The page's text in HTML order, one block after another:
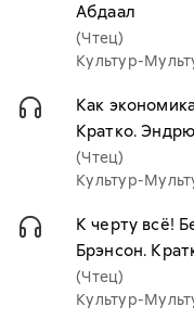
Абдаал
(Чтец)
Культур-
Как
Кратко.
(Чтец)
Культур-
К черту всё!
Брэнсон.
(Чтец)
Культур-